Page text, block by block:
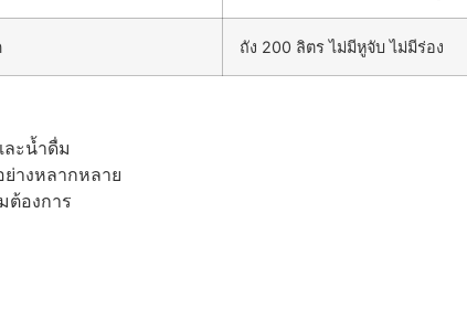
ถัง 200 ลิตร ไม่มีหูจับ ไม่มีร่อง
ละน้ำดื่ม
ย่างหลากหลาย
ต้องการ